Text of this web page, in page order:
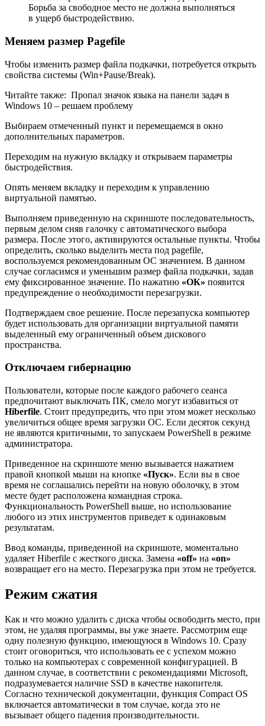
Борьба за свободное место не должна выполняться
в ущерб быстродействию.
Меняем размер Pagefile
Чтобы изменить размер файла подкачки, потребуется открыть
свойства системы (Win+Pause/Break).
Читайте также: Пропал значок языка на панели задач в
Windows 10 – решаем проблему
Выбираем отмеченный пункт и перемещаемся в окно
дополнительных параметров.
Переходим на нужную вкладку и открываем параметры
быстродействия.
Опять меняем вкладку и переходим к управлению
виртуальной памятью.
Выполняем приведенную на скриншоте последовательность,
первым делом сняв галочку с автоматического выбора
размера. После этого, активируются остальные пункты. Чтобы
определить, сколько выделить места под pagefile,
воспользуемся рекомендованным ОС значением. В данном
случае согласимся и уменьшим размер файла подкачки, задав
ему фиксированное значение. По нажатию «ОК» появится
предупреждение о необходимости перезагрузки.
Подтверждаем свое решение. После перезапуска компьютер
будет использовать для организации виртуальной памяти
выделенный ему ограниченный объем дискового
пространства.
Отключаем гибернацию
Пользователи, которые после каждого рабочего сеанса
предпочитают выключать ПК, смело могут избавиться от
Hiberfile. Стоит предупредить, что при этом может несколько
увеличиться общее время загрузки ОС. Если десяток секунд
не являются критичными, то запускаем PowerShell в режиме
администратора.
Приведенное на скриншоте меню вызывается нажатием
правой кнопкой мыши на кнопке «Пуск». Если вы в свое
время не соглашались перейти на новую оболочку, в этом
месте будет расположена командная строка.
Функциональность PowerShell выше, но использование
любого из этих инструментов приведет к одинаковым
результатам.
Ввод команды, приведенной на скриншоте, моментально
удаляет Hiberfile с жесткого диска. Замена «off» на «on»
возвращает его на место. Перезагрузка при этом не требуется.
Режим сжатия
Как и что можно удалить с диска чтобы освободить место, при
этом, не удаляя программы, вы уже знаете. Рассмотрим еще
одну полезную функцию, имеющуюся в Windows 10. Сразу
стоит оговориться, что использовать ее с успехом можно
только на компьютерах с современной конфигурацией. В
данном случае, в соответствии с рекомендациями Microsoft,
подразумевается наличие SSD в качестве накопителя.
Согласно технической документации, функция Compact OS
включается автоматически в том случае, когда это не
вызывает общего падения производительности.